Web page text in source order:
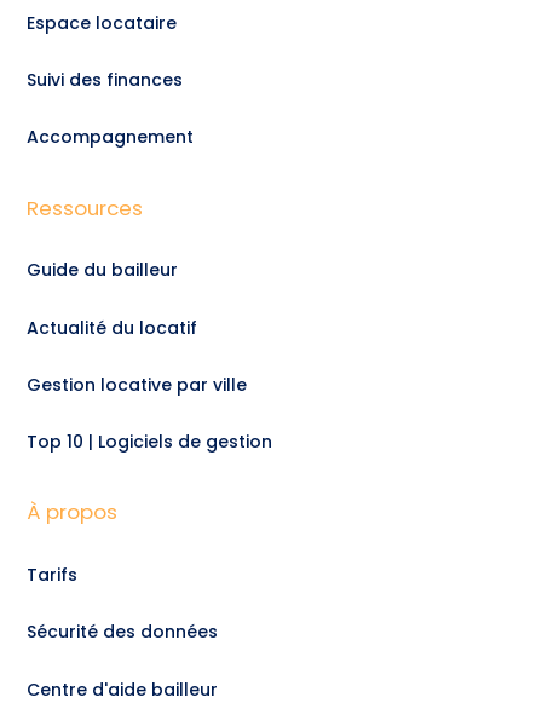
Espace locataire
Suivi des finances
Accompagnement
Ressources
Guide du bailleur
Actualité du locatif
Gestion locative par ville
Top 10 | Logiciels de gestion
À propos
Tarifs
Sécurité des données
Centre d'aide bailleur